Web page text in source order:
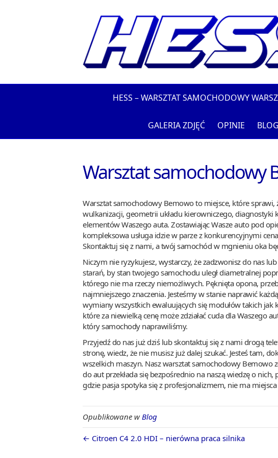
HESS – WARSZTAT SAMOCHODOWY
GALERIA ZDJĘĆ OPINIE BLOG
Warsztat samochodowy
Warsztat samochodowy Bemowo to miejsce, które sprawi,
wulkanizacji, geometrii układu kierowniczego,
elementów Waszego auta. Zostawiając Wasze auto pod
kompleksowa usługa idzie w parze z konkurencyjnymi
Skontaktuj się z nami, a twój samochód w mgnieniu oka
Niczym nie ryzykujesz, wystarczy, że zadzwonisz do nas
starań, by stan twojego samochodu uległ diametralnej
którego nie ma rzeczy niemożliwych. Pęknięta opona,
najmniejszego znaczenia. Jesteśmy w stanie naprawić
wymiany wszystkich ewaluujących się modułów takich
które za niewielką cenę może zdziałać cuda dla Waszego
który samochody naprawiliśmy.
Przyjedź do nas już dziś lub skontaktuj się z nami drogą
stronę, wiedz, że nie musisz już dalej szukać. Jesteś tam,
wszelkich maszyn. Nasz warsztat samochodowy Bemowo
do aut przekłada się bezpośrednio na naszą wiedzę o
gdzie pasja spotyka się z profesjonalizmem, nie ma
Opublikowane w Blog
← Citroen C4 2.0 HDI – nierówna praca silnika